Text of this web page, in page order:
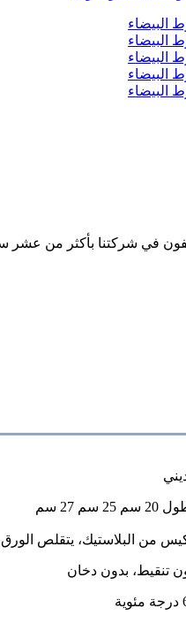
في شركتنا بأكثر من عشر
من البلاستيك، يتقلص